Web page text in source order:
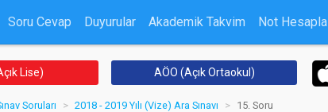
Soru Cevap Duyurular Akademik Takvim Not Hesapla
Lise) AÖO (Açık Ortaokul)
Soruları 2018 - 2019 Yılı (Vize) Ara Sınavı 15. Soru